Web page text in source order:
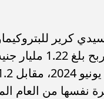
كرير
سجلت صافي ربح بلغ
نفسها من العام